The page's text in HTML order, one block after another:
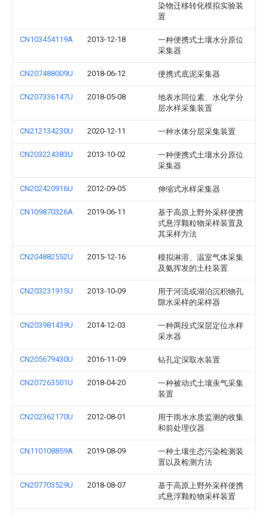
染物迁移转化模拟实验装
置
CN103454119A 2013-12-18
一种便携式土壤水分原位
采集器
CN207488009U 2018-06-12 便携式底泥采集器
CN207336147U 2018-05-08
地表水同位素、水化学分
层水样采集装置
CN212134230U 2020-12-11 一种水体分层采集装置
CN203224383U 2013-10-02
一种便携式土壤水分原位
采集器
CN202420916U 2012-09-05 伸缩式水样采集器
CN109870326A 2019-06-11
基于高原上野外采样便携
式悬浮颗粒物采样装置及
其采样方法
CN204882552U 2015-12-16
模拟淋溶、温室气体采集
及氨挥发的土柱装置
CN203231915U 2013-10-09
用于河流或湖泊沉积物孔
隙水采样的采样器
CN203981439U 2014-12-03
一种两段式深层定位水样
采水器
CN205679430U 2016-11-09 钻孔定深取水装置
CN207263501U 2018-04-20
一种被动式土壤汞气采集
装置
CN202362170U 2012-08-01
用于雨水水质监测的收集
和前处理仪器
CN110108859A 2019-08-09
一种土壤生态污染检测装
置以及检测方法
CN207703529U 2018-08-07
基于高原上野外采样便携
式悬浮颗粒物采样装置